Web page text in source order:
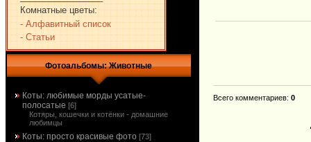
Комнатные цветы:
- Алфавитный список
- Статьи
Фотоальбомы: Животные
Коты: любимые морды усатые-
полосатые [6]
Котяры, кошечки и котёнки - домашние
любимцы
Коты: просто красивые фото [73]
Всего комментариев: 0